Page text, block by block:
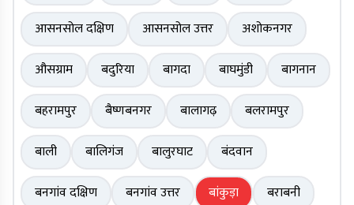
आसनसोल दक्षिण
आसनसोल उत्तर
अशोकनगर
औसग्राम
बदुरिया बागदा बाघमुंडी
बागनान
बहरामपुर
बैष्णबनगर बालागढ़
बलरामपुर
बाली
बालिगंज बालुरघाट
बंदवान
बनगांव दक्षिण
बनगांव उत्तर बांकुड़ा
बराबनी